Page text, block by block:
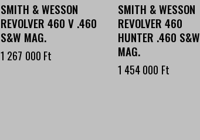
SMITH & WESSON
REVOLVER 460 V .460
S&W MAG.
1 267 000 Ft
SMITH & WESSON
REVOLVER 460
HUNTER .460 S&W
MAG.
1 454 000 Ft